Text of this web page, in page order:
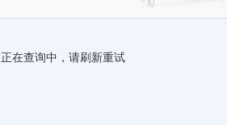
正在查询中，请刷新重试